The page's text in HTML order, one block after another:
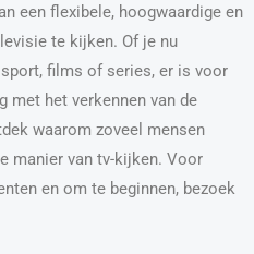
een flexibele, hoogwaardige en
te kijken. Of je nu
films of series, er is voor
met het verkennen van de
waarom zoveel mensen
manier van tv-kijken. Voor
en om te beginnen, bezoek